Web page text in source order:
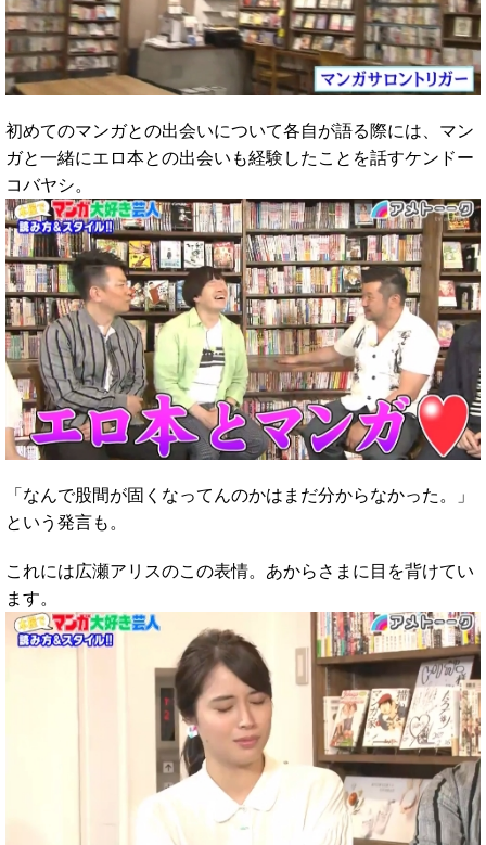
初めてのマンガとの出会いについて各自が語る際には、マン
ガと一緒にエロ本との出会いも経験したことを話すケンドー
コバヤシ。
「なんで股間が固くなってんのかはまだ分からなかった。」
という発言も。
これには広瀬アリスのこの表情。あからさまに目を背けてい
ます。